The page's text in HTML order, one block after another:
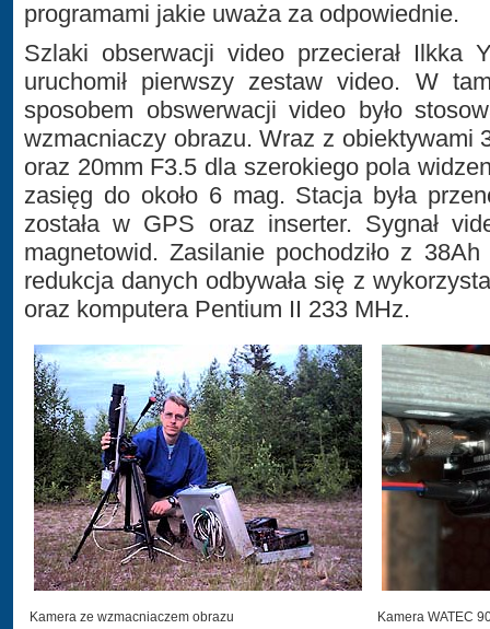
programami jakie uważa za odpowiednie.
Szlaki obserwacji video przecierał Ilkka
uruchomił pierwszy zestaw video. W
sposobem obswerwacji video było
wzmacniaczy obrazu. Wraz z obiektywami
oraz 20mm F3.5 dla szerokiego pola
zasięg do około 6 mag. Stacja była
została w GPS oraz inserter. Sygnał
magnetowid. Zasilanie pochodziło z
redukcja danych odbywała się z
oraz komputera Pentium II 233 MHz.
Kamera ze wzmacniaczem obrazu Kamera WATEC